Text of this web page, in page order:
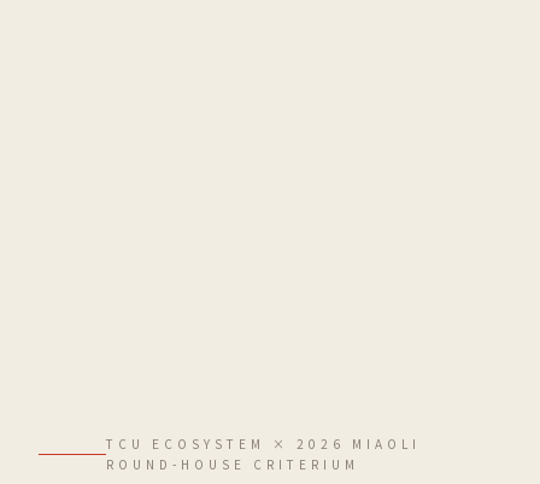
TCU ECOSYSTEM × 2026 MIAOLI
ROUND-HOUSE CRITERIUM